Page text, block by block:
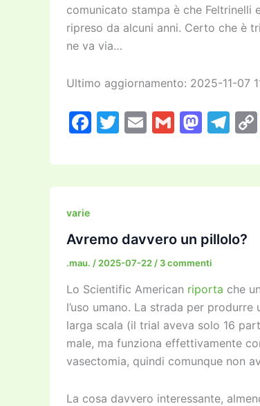
comunicato stampa è che Feltrinelli
ripreso da alcuni anni. Certo che è
ne va via…
Ultimo aggiornamento: 2025-11-07
F
c
e
o
o
T
itt
er
E
ai
l
G
ai
l
M
st
o
o
n
T
e
gr
m
varie
Avremo davvero un pillolo?
.mau. / 2025-07-22 / 3 commenti
Lo Scientific American riporta che
l’uso umano. La strada per
larga scala (il trial aveva solo 16
male, ma funziona effettivamente
vasectomia, quindi comunque non
La cosa davvero interessante,